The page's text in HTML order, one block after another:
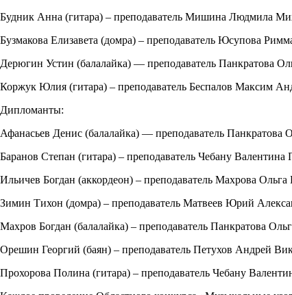
Будник Анна (гитара) – преподаватель Мишина Людмила
Бузмакова Елизавета (домра) – преподаватель Юсупова
Дерюгин Устин (балалайка) — преподаватель Панкратова
Коржук Юлия (гитара) – преподаватель Беспалов Максим
Дипломанты:
Афанасьев Денис (балалайка) — преподаватель
Баранов Степан (гитара) – преподаватель Чебану Валентина
Ильичев Богдан (аккордеон) – преподаватель Махрова Ольга
Зимин Тихон (домра) – преподаватель Матвеев Юрий
Махров Богдан (балалайка) – преподаватель Панкратова
Орешин Георгий (баян) – преподаватель Петухов Андрей
Прохорова Полина (гитара) – преподаватель Чебану